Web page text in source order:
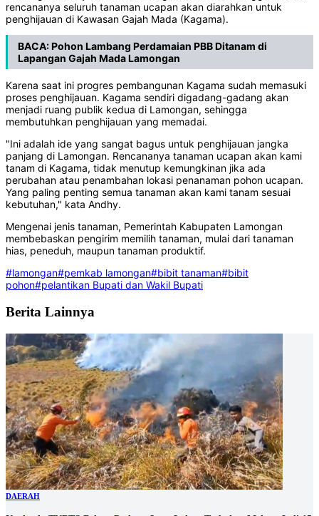
rencananya seluruh tanaman ucapan akan diarahkan untuk
penghijauan di Kawasan Gajah Mada (Kagama).
BACA:Pohon Lambang Perdamaian PBB Ditanam di
Lapangan Gajah Mada Lamongan
Karena saat ini progres pembangunan Kagama sudah memasuki
proses penghijauan. Kagama sendiri digadang-gadang akan
menjadi ruang publik kedua di Lamongan, sehingga
membutuhkan penghijauan yang memadai.
"Ini adalah ide yang sangat bagus untuk penghijauan jangka
panjang di Lamongan. Rencananya tanaman ucapan akan kami
tanam di Kagama, tidak menutup kemungkinan jika ada
perubahan atau penambahan lokasi penanaman pohon ucapan.
Yang paling penting semua tanaman akan kami tanam sesuai
kebutuhan," kata Andhy.
Mengenai jenis tanaman, Pemerintah Kabupaten Lamongan
membebaskan pengirim memilih tanaman, mulai dari tanaman
hias, peneduh, maupun tanaman produktif.
#lamongan#pemkab lamongan#bibit tanaman#bibit
pohon#pelantikan Bupati dan Wakil Bupati
Berita Lainnya
DAERAH